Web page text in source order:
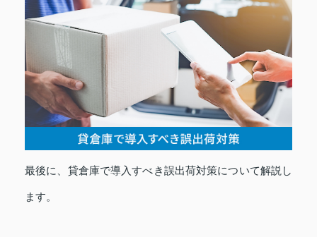
最後に、貸倉庫で導入すべき誤出荷対策について解説し
ます。